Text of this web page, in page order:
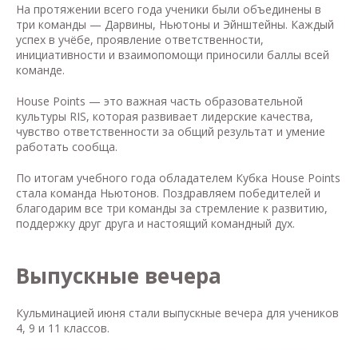
На протяжении всего года ученики были объединены в
три команды — Дарвины, Ньютоны и Эйнштейны. Каждый
успех в учёбе, проявление ответственности,
инициативности и взаимопомощи приносили баллы всей
команде.
House Points — это важная часть образовательной
культуры RIS, которая развивает лидерские качества,
чувство ответственности за общий результат и умение
работать сообща.
По итогам учебного года обладателем Кубка House Points
стала команда Ньютонов. Поздравляем победителей и
благодарим все три команды за стремление к развитию,
поддержку друг друга и настоящий командный дух.
Выпускные вечера
Кульминацией июня стали выпускные вечера для учеников
4, 9 и 11 классов.